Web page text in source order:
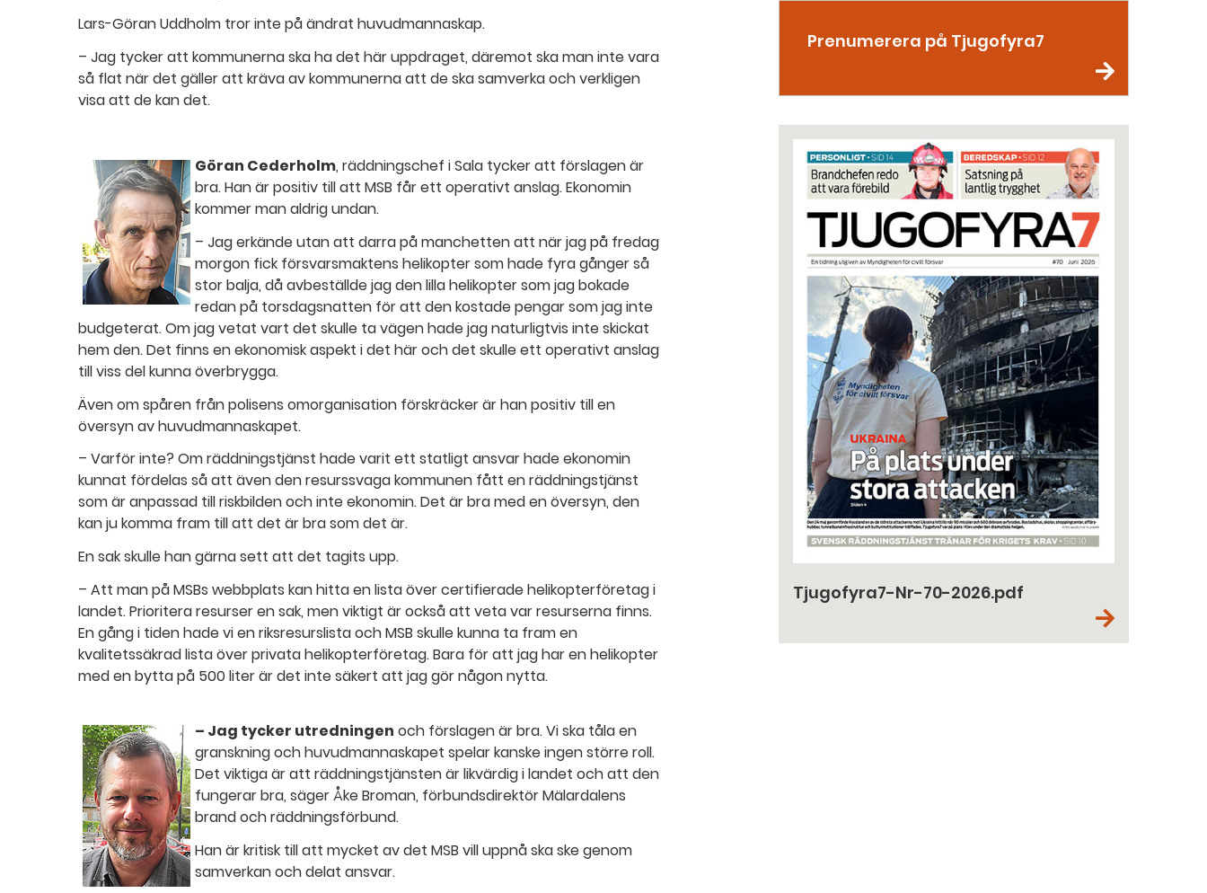
Lars-Göran Uddholm tror inte på ändrat huvudmannaskap.
– Jag tycker att kommunerna ska ha det här uppdraget, däremot ska man inte vara
så flat när det gäller att kräva av kommunerna att de ska samverka och verkligen
visa att de kan det.
Göran Cederholm, räddningschef i Sala tycker att förslagen är
bra. Han är positiv till att MSB får ett operativt anslag. Ekonomin
kommer man aldrig undan.
– Jag erkände utan att darra på manchetten att när jag på fredag
morgon fick försvarsmaktens helikopter som hade fyra gånger så
stor balja, då avbeställde jag den lilla helikopter som jag bokade
redan på torsdagsnatten för att den kostade pengar som jag inte
budgeterat. Om jag vetat vart det skulle ta vägen hade jag naturligtvis inte skickat
hem den. Det finns en ekonomisk aspekt i det här och det skulle ett operativt anslag
till viss del kunna överbrygga.
Även om spåren från polisens omorganisation förskräcker är han positiv till en
översyn av huvudmannaskapet.
– Varför inte? Om räddningstjänst hade varit ett statligt ansvar hade ekonomin
kunnat fördelas så att även den resurssvaga kommunen fått en räddningstjänst
som är anpassad till riskbilden och inte ekonomin. Det är bra med en översyn, den
kan ju komma fram till att det är bra som det är.
En sak skulle han gärna sett att det tagits upp.
– Att man på MSBs webbplats kan hitta en lista över certifierade helikopterföretag i
landet. Prioritera resurser en sak, men viktigt är också att veta var resurserna finns.
En gång i tiden hade vi en riksresurslista och MSB skulle kunna ta fram en
kvalitetssäkrad lista över privata helikopterföretag. Bara för att jag har en helikopter
med en bytta på 500 liter är det inte säkert att jag gör någon nytta.
– Jag tycker utredningen och förslagen är bra. Vi ska tåla en
granskning och huvudmannaskapet spelar kanske ingen större roll.
Det viktiga är att räddningstjänsten är likvärdig i landet och att den
fungerar bra, säger Åke Broman, förbundsdirektör Mälardalens
brand och räddningsförbund.
Han är kritisk till att mycket av det MSB vill uppnå ska ske genom
samverkan och delat ansvar.
Prenumerera på Tjugofyra7
Tjugofyra7-Nr-70-2026.pdf